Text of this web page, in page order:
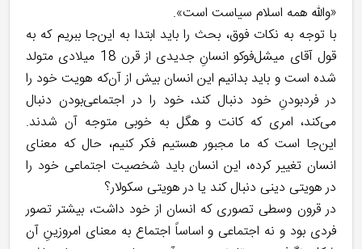
«والله همه اسلام سیاست است».
با توجه به نکات فوق، بحث را باید ابتدا به این‌جا ببریم که به
قول آقای میشل‌فوکو انسانِ جدیدی از قرن 18 میلادی متولد
شده است و باید بدانیم این انسان بیش از آن‌که هویت خود را
در فردبودنِ خود دنبال کند، خود را در اجتماعی‌بودن دنبال
می‌کند، امری که کانت و هگل به خوبی متوجه آن شدند.
این‌جا است که ما مجبور هستیم فکر کنیم، حال که معنای
انسان تغییر کرده، این انسان باید شخصیت اجتماعی خود را
در هویتی دینی دنبال کند یا در هویتی سکولار؟
در قرون وسطی تصوری که انسان از خود داشت، بیشتر تصور
فردی بود و نه اجتماعی و اساساً اجتماع به معنای امروزینِ آن